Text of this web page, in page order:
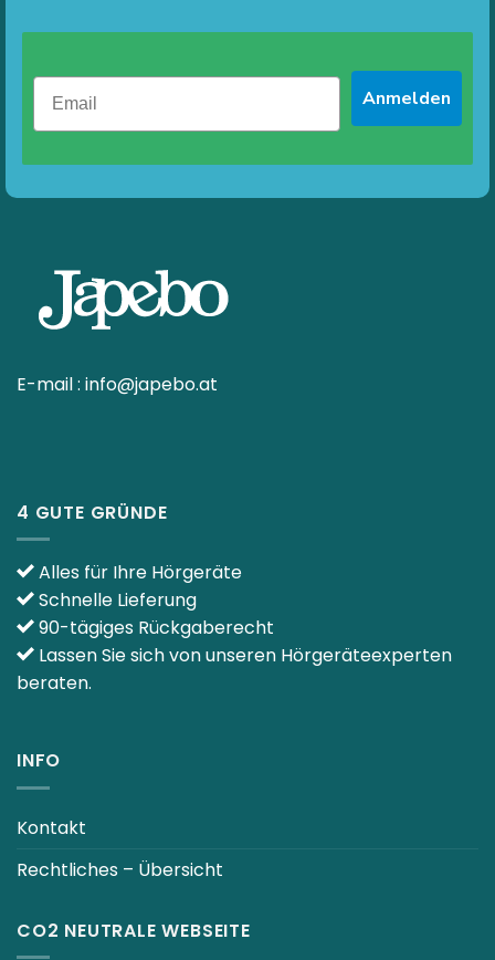
Anmelden
E-mail : info@japebo.at
4 GUTE GRÜNDE
Alles für Ihre Hörgeräte
Schnelle Lieferung
90-tägiges Rückgaberecht
Lassen Sie sich von unseren Hörgeräteexperten
beraten.
INFO
Kontakt
Rechtliches – Übersicht
CO2 NEUTRALE WEBSEITE